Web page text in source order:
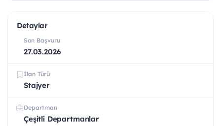
Detaylar
Son Başvuru
27.03.2026
İlan Türü
Stajyer
Departman
Çeşitli Departmanlar